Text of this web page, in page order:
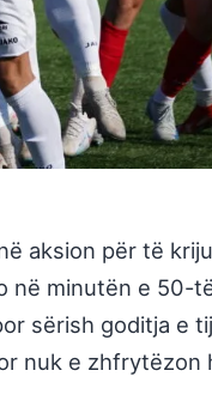
aksion për të
në minutën e 50-
sërish goditja e
nuk e zhfrytëzon